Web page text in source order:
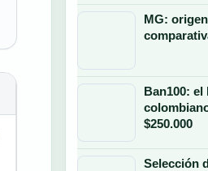
MG:
Ban100:
$250.000
Selección